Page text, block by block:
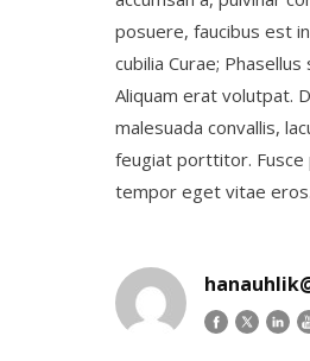
posuere, faucibus est
cubilia Curae;
Aliquam erat volutpat.
malesuada convallis,
feugiat porttitor. Fusce
tempor eget vitae